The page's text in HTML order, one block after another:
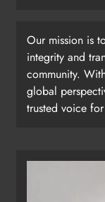
Our mission is
integrity and
community.
global
trusted voice